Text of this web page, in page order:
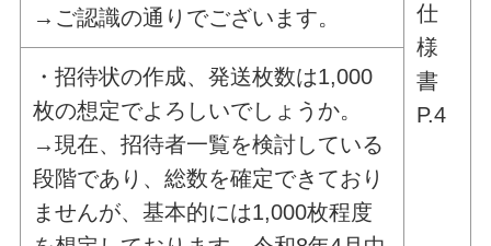
仕
様
書
P.4
→ご認識の通りでございます。
・招待状の作成、発送枚数は1,000
枚の想定でよろしいでしょうか。
→現在、招待者一覧を検討している
段階であり、総数を確定できており
ませんが、基本的には1,000枚程度